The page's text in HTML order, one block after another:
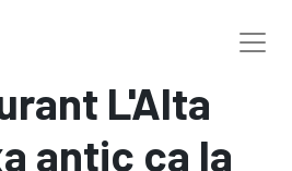
L'Alta
antic ca la